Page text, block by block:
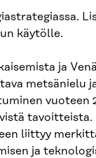
käytölle.
ja
metsänielu
vuoteen
liittyy
ja